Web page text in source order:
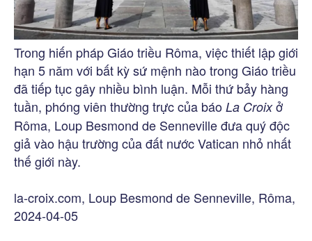
Trong hiến pháp Giáo triều Rôma, việc thiết lập giới
hạn 5 năm với bất kỳ sứ mệnh nào trong Giáo triều
đã tiếp tục gây nhiều bình luận. Mỗi thứ bảy hàng
tuần, phóng viên thường trực của báo La Croixở
Rôma, Loup Besmond de Senneville đưa quý độc
giả vào hậu trường của đất nước Vatican nhỏ nhất
thế giới này.
la-croix.com, Loup Besmond de Senneville, Rôma,
2024-04-05